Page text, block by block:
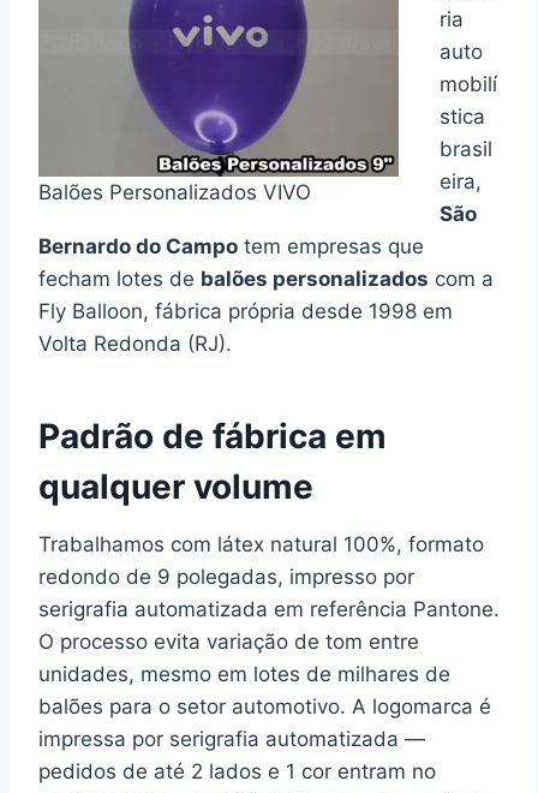
Balões Personalizados VIVO
ria
auto
mobilí
stica
brasil
eira,
São
Bernardo do Campo tem empresas que
fecham lotes de balões personalizados com a
Fly Balloon, fábrica própria desde 1998 em
Volta Redonda (RJ).
Padrão de fábrica em
qualquer volume
Trabalhamos com látex natural 100%, formato
redondo de 9 polegadas, impresso por
serigrafia automatizada em referência Pantone.
O processo evita variação de tom entre
unidades, mesmo em lotes de milhares de
balões para o setor automotivo. A logomarca é
impressa por serigrafia automatizada —
pedidos de até 2 lados e 1 cor entram no